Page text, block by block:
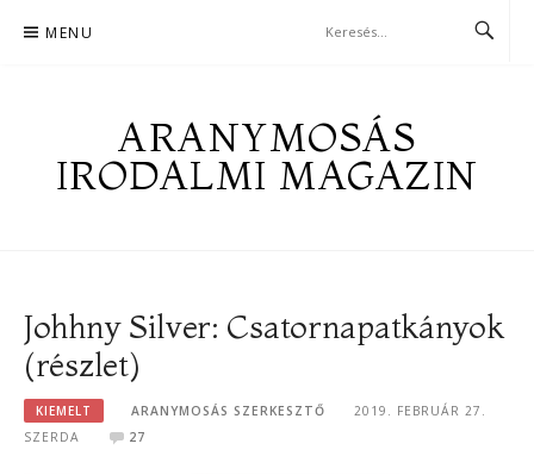
MENU
ARANYMOSÁS
IRODALMI MAGAZIN
Johhny Silver: Csatornapatkányok
(részlet)
KIEMELT ARANYMOSÁS SZERKESZTŐ
2019. FEBRUÁR 27.
SZERDA
27